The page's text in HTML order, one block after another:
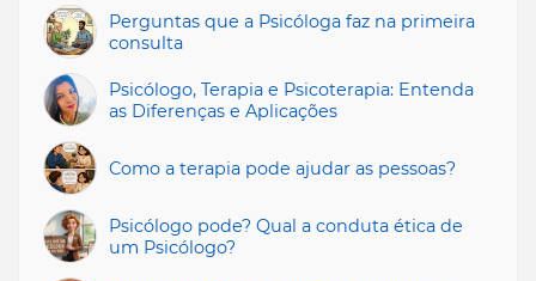
Perguntas que a Psicóloga faz na primeira
consulta
Psicólogo, Terapia e Psicoterapia: Entenda
as Diferenças e Aplicações
Como a terapia pode ajudar as pessoas?
Psicólogo pode? Qual a conduta ética de
um Psicólogo?